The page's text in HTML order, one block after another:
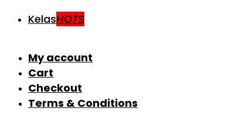
KelasHOTS
My account
Cart
Checkout
Terms & Conditions